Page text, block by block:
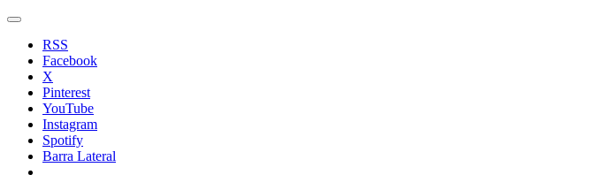
RSS
Facebook
X
Pinterest
YouTube
Instagram
Spotify
Barra Lateral